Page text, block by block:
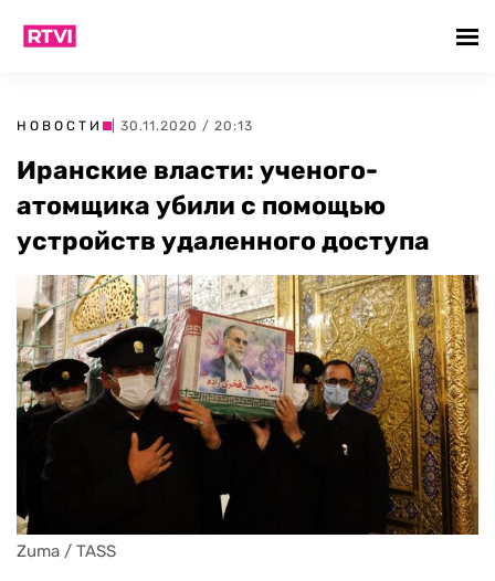
НОВОСТИ | 30.11.2020 / 20:13
Иранские власти: ученого-
атомщика убили с помощью
устройств удаленного доступа
Zuma / TASS